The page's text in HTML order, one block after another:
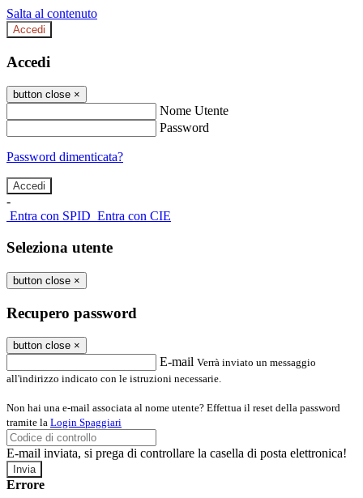
Salta al contenuto
Accedi
Accedi
button close ×
Nome Utente
Password
Password dimenticata?
-
Entra con SPID Entra con CIE
Seleziona utente
button close ×
Recupero password
button close ×
E-mail Verrà inviato un messaggio
all'indirizzo indicato con le istruzioni necessarie.
Non hai una e-mail associata al nome utente? Effettua il reset della password
tramite la Login Spaggiari
E-mail inviata, si prega di controllare la casella di posta elettronica!
Errore